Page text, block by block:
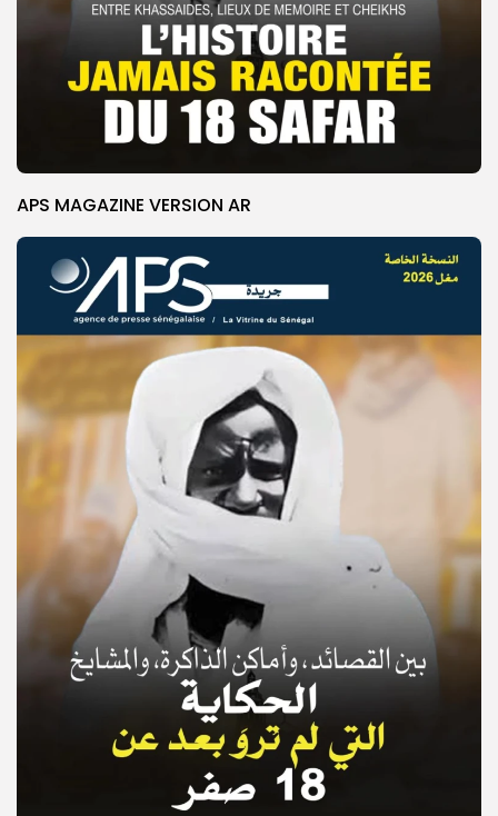
© Copyright 2025, APS
APS MAGAZINE VERSION AR